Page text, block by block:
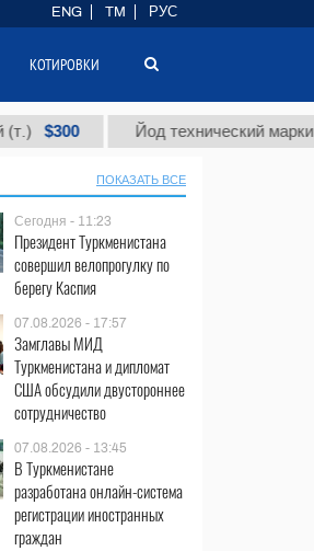
$300 Йод технический марки "А"
ПОКАЗАТЬ ВСЕ
Сегодня - 11:23
Президент Туркменистана
совершил велопрогулку по
берегу Каспия
07.08.2026 - 17:57
Замглавы МИД
Туркменистана и дипломат
США обсудили двустороннее
сотрудничество
07.08.2026 - 13:45
В Туркменистане
разработана онлайн-система
регистрации иностранных
граждан
ENG TM РУС
КОТИРОВКИ